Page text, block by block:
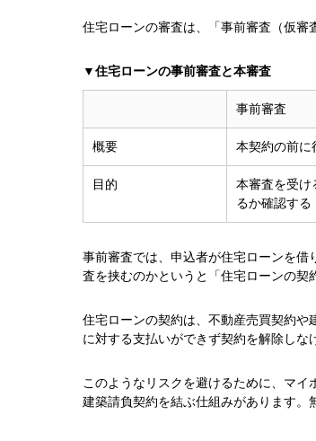
住宅ローンの審査は、「事前審査（仮審
▼住宅ローンの事前審査と本審査
事前審査
概要 本契約の前に
目的
本審査を受け
るか確認する
事前審査では、申込者が住宅ローンを
査を挟むのかというと「住宅ローンの契
住宅ローンの契約は、不動産売買契約
に対する支払いができず契約を解除しな
このようなリスクを避けるために、マ
建築請負契約を結ぶ仕組みがあります。